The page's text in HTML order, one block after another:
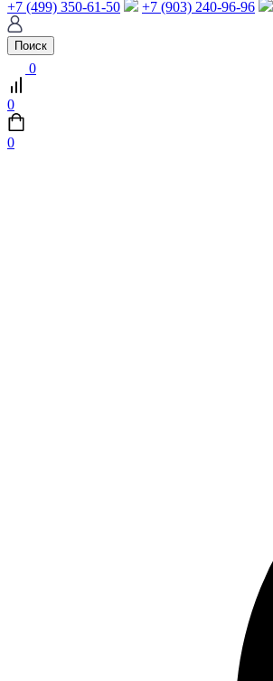
+7 (499) 350-61-50 +7 (903) 240-96-96
Поиск
0
0
0